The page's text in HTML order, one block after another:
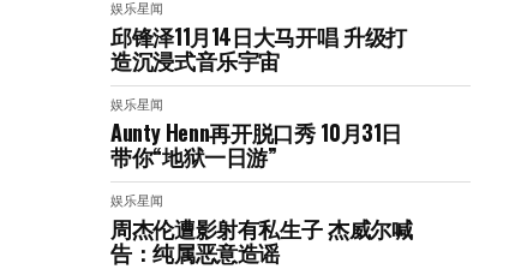
娱乐星闻
邱锋泽11月14日大马开唱 升级打
造沉浸式音乐宇宙
娱乐星闻
Aunty Henn再开脱口秀 10月31日
带你“地狱一日游”
娱乐星闻
周杰伦遭影射有私生子 杰威尔喊
告：纯属恶意造谣